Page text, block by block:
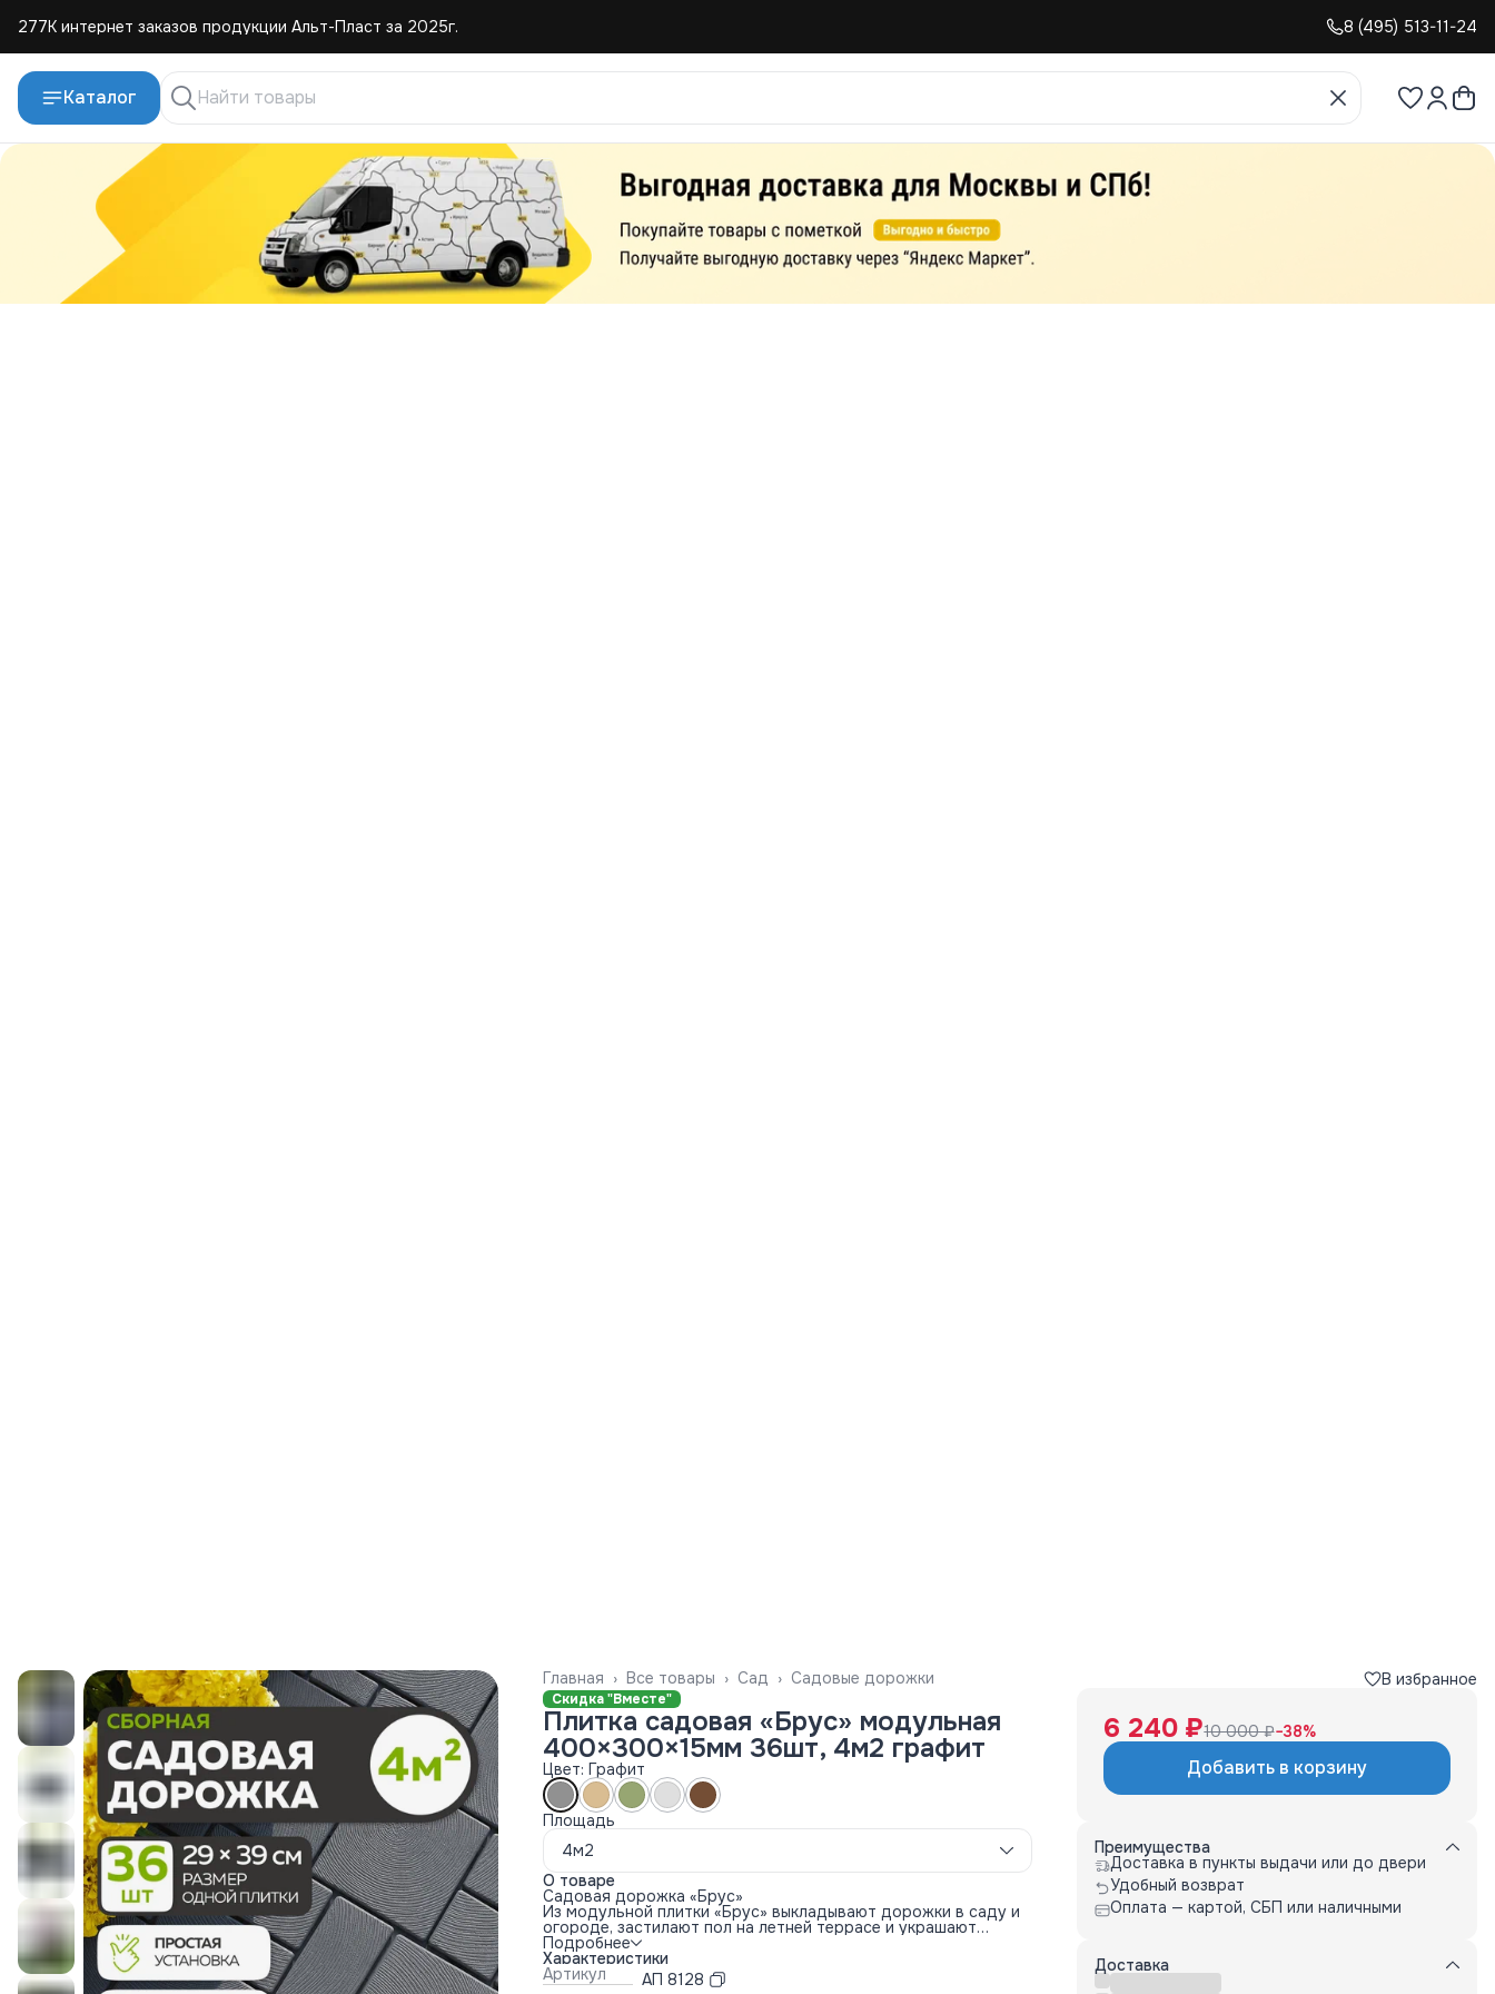
277К интернет заказов продукции Альт-Пласт за 2025г.
4,8 средняя оценка покупателей
8 (495) 513-11-24
Каталог
Садовые дорожки
Сад ›
Все товары ›
Главная ›
Скидка "Вместе"
Плитка садовая «Брус» модульная
400×300×15мм 36шт, 4м2 графит
Цвет: Графит
Площадь
4м2
О товаре
Садовая дорожка «Брус»
Из модульной плитки «Брус» выкладывают дорожки в саду и
огороде, застилают пол на летней террасе и украшают
придомовую территорию. Рекомендуем укладывать плитку на
ровную подготовленную поверхность: гравий, песок, бетон,
асфальт.
Размеры одной плитки: 39×29×1,5 см. Из 9 плиток можно
Подробнее
Характеристики
Артикул
АП 8128
В избранное
6 240 ₽10 000 ₽−38%
Добавить в корзину
Преимущества
Доставка в пункты выдачи или до двери
Удобный возврат
Оплата — картой, СБП или наличными
Доставка